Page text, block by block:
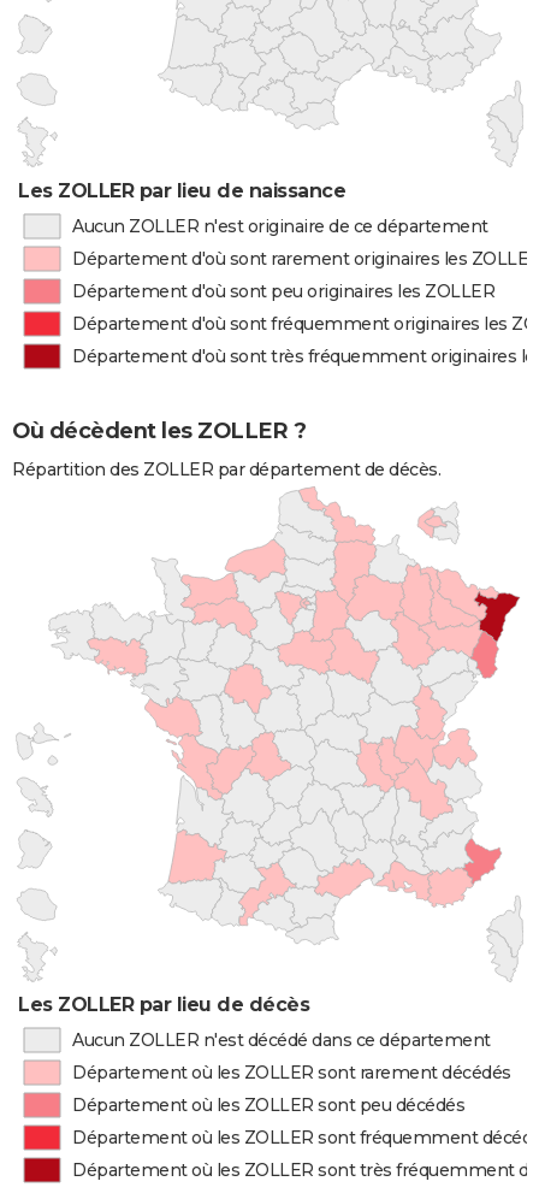
Les ZOLLER par lieu de naissance
Aucun ZOLLER n'est originaire de ce département
Département d'où sont rarement originaires les
Département d'où sont peu originaires les ZOLLER
Département d'où sont fréquemment originaires les
Département d'où sont très fréquemment originaires
Où décèdent les ZOLLER ?
Répartition des ZOLLER par département de décès.
Les ZOLLER par lieu de décès
Aucun ZOLLER n'est décédé dans ce département
Département où les ZOLLER sont rarement décédés
Département où les ZOLLER sont peu décédés
Département où les ZOLLER sont fréquemment
Département où les ZOLLER sont très fréquemment